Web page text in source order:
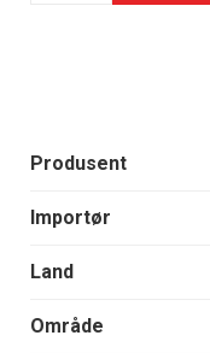
Produsent
Importør
Land
Område